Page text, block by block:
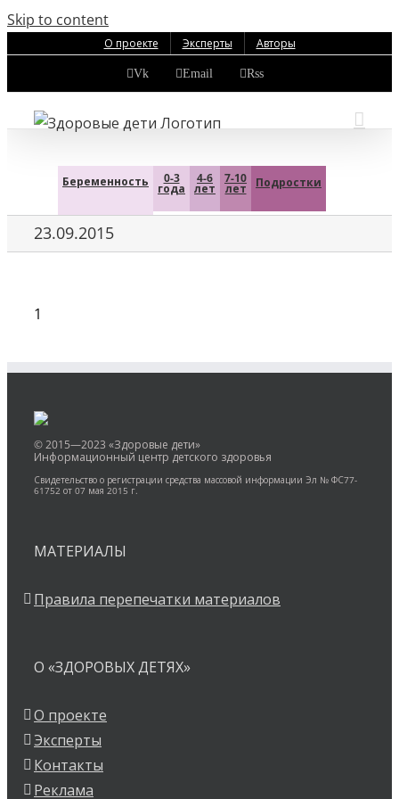
Skip to content
О проекте Эксперты Авторы
Vk Email Rss
Беременность 0-3
года
4-6
лет
7-10
лет Подростки
23.09.2015
1
© 2015—2023 «Здоровые дети»
Информационный центр детского здоровья
Свидетельство о регистрации средства массовой информации Эл № ФС77-
61752 от 07 мая 2015 г.
МАТЕРИАЛЫ
Правила перепечатки материалов
О «ЗДОРОВЫХ ДЕТЯХ»
О проекте
Эксперты
Контакты
Реклама